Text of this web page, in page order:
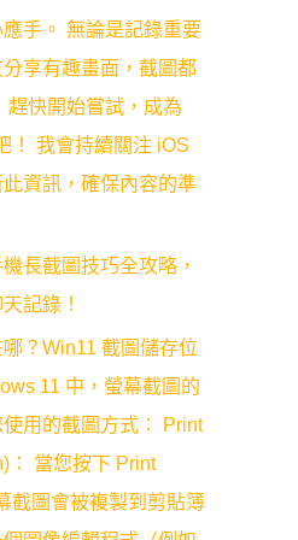
手。 無論是記錄重要
享有趣畫面，截圖都
趕快開始嘗試，成為
！ 我會持續關注 iOS
資訊，確保內容的準
長截圖技巧全攻略，
記錄！
？Win11 截圖儲存位
11 中，螢幕截圖的
用的截圖方式： Print
： 當您按下 Print
截圖會被複製到剪貼簿